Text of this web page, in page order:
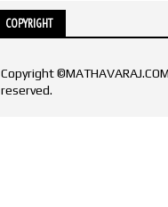
COPYRIGHT
Copyright
reserved.